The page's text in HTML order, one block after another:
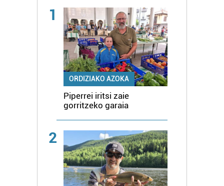
1
ORDIZIAKO AZOKA
Piperrei iritsi zaie
gorritzeko garaia
2